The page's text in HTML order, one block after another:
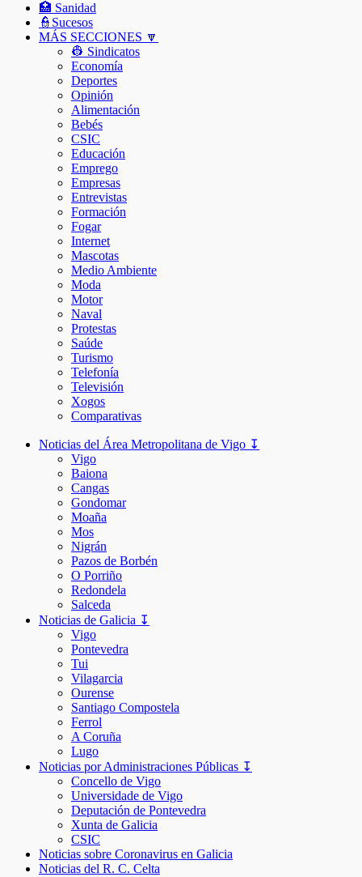
🏥 Sanidad
👮Sucesos
MÁS SECCIONES 🔽
👷 Sindicatos
Economía
Deportes
Opinión
Alimentación
Bebés
CSIC
Educación
Emprego
Empresas
Entrevistas
Formación
Fogar
Internet
Mascotas
Medio Ambiente
Moda
Motor
Naval
Protestas
Saúde
Turismo
Telefonía
Televisión
Xogos
Comparativas
Noticias del Área Metropolitana de Vigo ↧
Vigo
Baiona
Cangas
Gondomar
Moaña
Mos
Nigrán
Pazos de Borbén
O Porriño
Redondela
Salceda
Noticias de Galicia ↧
Vigo
Pontevedra
Tui
Vilagarcia
Ourense
Santiago Compostela
Ferrol
A Coruña
Lugo
Noticias por Administraciones Públicas ↧
Concello de Vigo
Universidade de Vigo
Deputación de Pontevedra
Xunta de Galicia
CSIC
Noticias sobre Coronavirus en Galicia
Noticias del R. C. Celta